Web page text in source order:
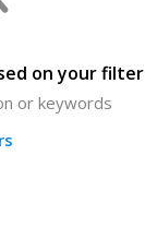
on your filter
or keywords